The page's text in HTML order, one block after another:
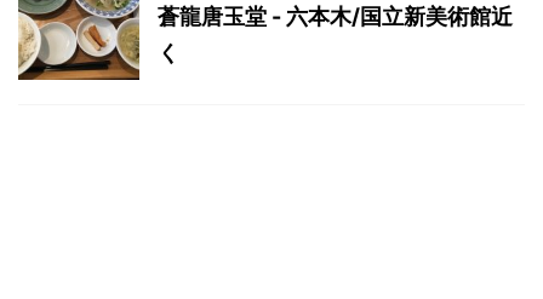
蒼龍唐玉堂 - 六本木/国立新美術館近
く